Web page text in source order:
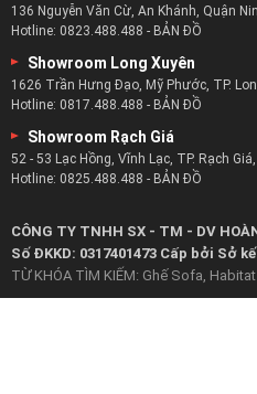
136 Nguyễn Văn Cừ, An Khánh, Quận
Hotline: 0823.488.488 - BẢN ĐỒ
Showroom Long Xuyên
1626 Trần Hưng Đạo, Mỹ Phước, TP.
Hotline: 0817.488.488 - BẢN ĐỒ
Showroom Rạch Giá
52 - 53 Lạc Hồng, Vĩnh Lạc, TP. Rạch
Hotline: 0825.488.488 - BẢN ĐỒ
CÔNG TY TNHH SX - TM - DV
Số ĐKKD: 0317401473 Cấp bởi Sở
TỪ KHÓA TÌM KIẾM: Ghế Sofa